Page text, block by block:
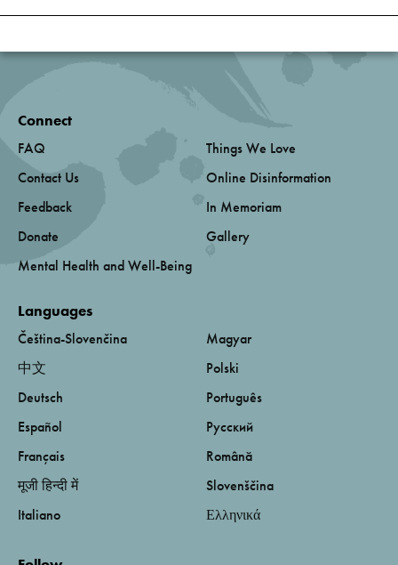
Connect
FAQ
Contact Us
Feedback
Donate
Mental Health and Well-Being
Things We Love
Online Disinformation
In Memoriam
Gallery
Languages
Čeština-Slovenčina
中文
Deutsch
Español
Français
मूजी हिन्दी में
Italiano
Magyar
Polski
Português
Русский
Română
Slovenščina
Ελληνικά